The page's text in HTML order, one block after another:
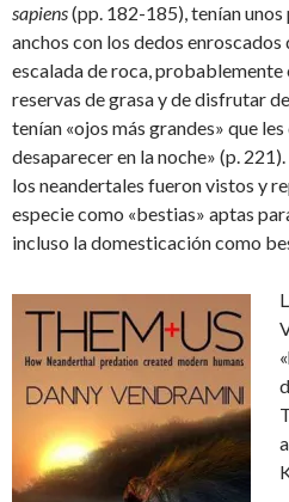
sapiens(pp. 182-185), tenían
anchos con los dedos enroscados
escalada de roca, probablemente
reservas de grasa y de disfrutar
tenían «ojos más grandes» que
desaparecer en la noche» (p.
los neandertales fueron vistos y
especie como «bestias» aptas
incluso la domesticación como